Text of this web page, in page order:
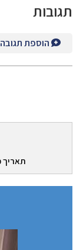
תאריך כניסה
תגובות
הוספת תגובה